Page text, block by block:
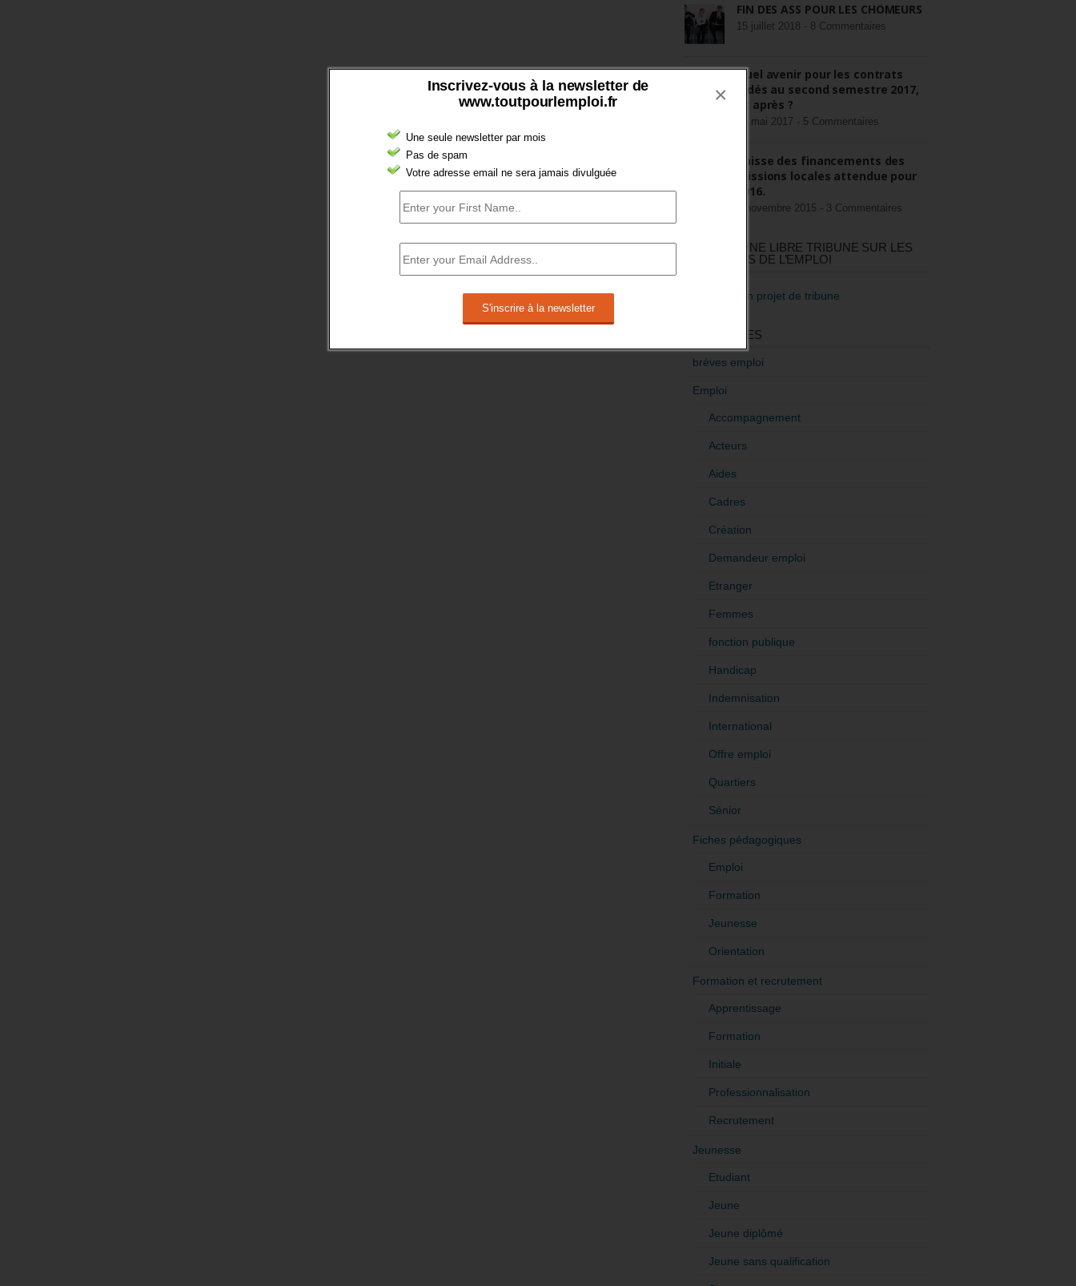
Inscrivez-vous à la newsletter de
www.toutpourlemploi.fr
Une seule newsletter par mois
Pas de spam
Votre adresse email ne sera jamais divulguée
×
FIN DES ASS POUR LES CHÔMEURS
15 juillet 2018 - 8 Commentaires
Quel avenir pour les contrats
aidés au second semestre 2017,
et après ?
22 mai 2017 - 5 Commentaires
Baisse des financements des
missions locales attendue pour
2016.
3 novembre 2015 - 3 Commentaires
RÉDIGEZ UNE LIBRE TRIBUNE SUR LES
POLITIQUES DE L’EMPLOI
>Décrire mon projet de tribune
CATÉGORIES
brèves emploi
Emploi
Accompagnement
Acteurs
Aides
Cadres
Création
Demandeur emploi
Etranger
Femmes
fonction publique
Handicap
Indemnisation
International
Offre emploi
Quartiers
Sénior
Fiches pédagogiques
Emploi
Formation
Jeunesse
Orientation
Formation et recrutement
Apprentissage
Formation
Initiale
Professionnalisation
Recrutement
Jeunesse
Etudiant
Jeune
Jeune diplômé
Jeune sans qualification